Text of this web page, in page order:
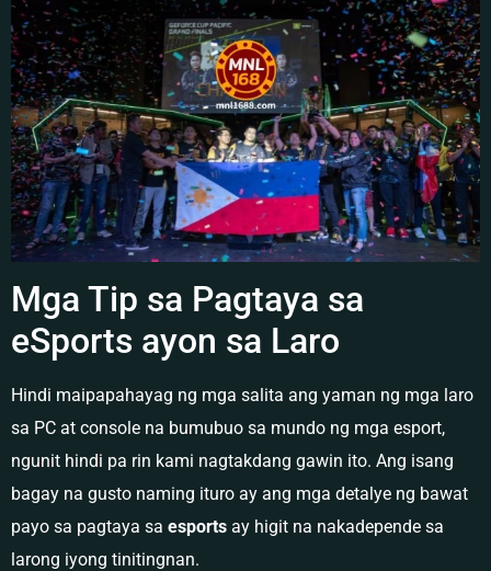
Mga Tip sa Pagtaya sa
eSports ayon sa Laro
Hindi maipapahayag ng mga salita ang yaman ng mga laro
sa PC at console na bumubuo sa mundo ng mga esport,
ngunit hindi pa rin kami nagtakdang gawin ito. Ang isang
bagay na gusto naming ituro ay ang mga detalye ng bawat
payo sa pagtaya sa esports ay higit na nakadepende sa
larong iyong tinitingnan.